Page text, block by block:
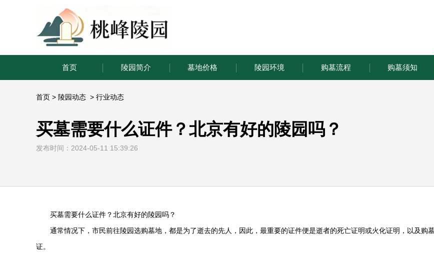
首页 陵园简介 墓地价格 陵园环境 购墓流程 购墓须知
首页 > 陵园动态 > 行业动态
买墓需要什么证件？北京有好的陵园吗？
发布时间：2024-05-11 15:39:26
买墓需要什么证件？北京有好的陵园吗？
通常情况下，市民前往陵园选购墓地，都是为了逝去的先人，因此，最重要的证件便是逝者的死亡证明或火化证明，以及购
证。